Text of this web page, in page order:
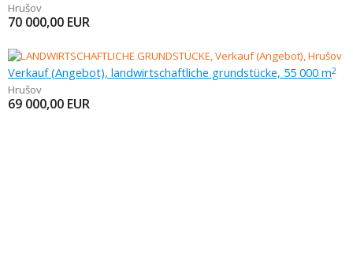
Hrušov
70 000,00 EUR
Verkauf (Angebot), landwirtschaftliche grundstücke, 55 000 m2
Hrušov
69 000,00 EUR